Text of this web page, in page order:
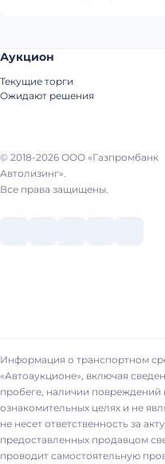
© 2018-2026 ООО «Газпромбанк
Автолизинг».
Все права защищены.
Аукцион
Текущие торги
Ожидают решения
Информация о транспортном
«Автоаукционе», включая
пробеге, наличии повреждений
ознакомительных целях и не
не несет ответственность за
предоставленных продавцом
проводит самостоятельную